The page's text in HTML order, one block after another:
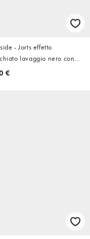
- Jorts effetto
lavaggio nero con
€